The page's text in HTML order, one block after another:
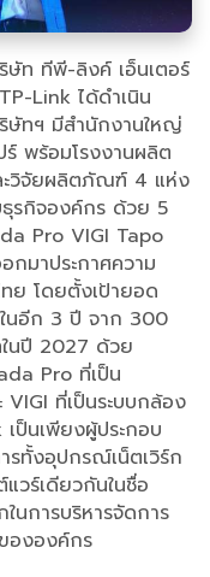
ท ทีพี-ลิงค์ เอ็นเตอร์
Link ได้ดำเนิน
ษัทฯ มีสำนักงานใหญ่
พร้อมโรงงานผลิต
ะวิจัยผลิตภัณฑ์ 4 แห่ง
รกิจองค์กร ด้วย 5
Pro VIGI Tapo
กมาประกาศความ
ทย โดยตั้งเป้ายอด
ในอีก 3 ปี จาก 300
นปี 2027 ด้วย
Pro ที่เป็น
ที่เป็นระบบกล้อง
ป็นเพียงผู้ประกอบ
รทั้งอุปกรณ์เน็ตเวิร์ก
วร์เดียวกันในชื่อ
นการบริหารจัดการ
ององค์กร